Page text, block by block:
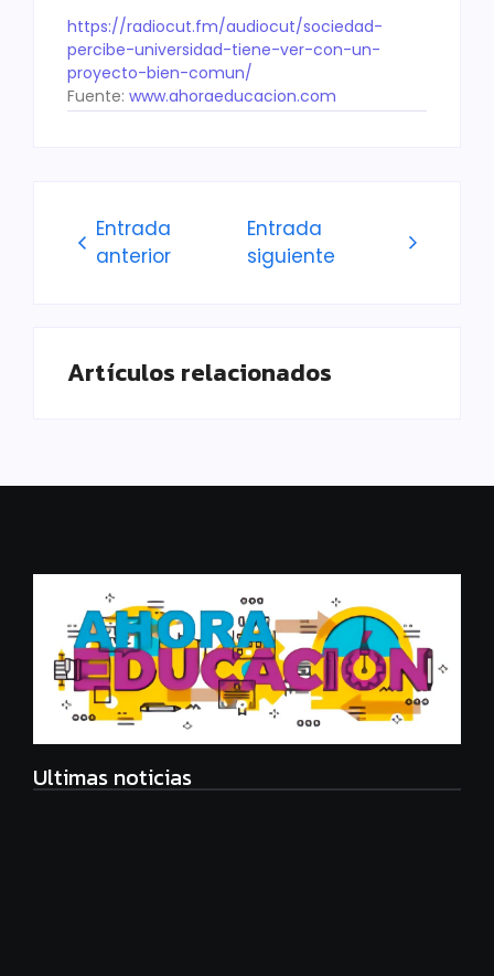
https://radiocut.fm/audiocut/sociedad-
percibe-universidad-tiene-ver-con-un-
proyecto-bien-comun/
Fuente: www.ahoraeducacion.com
Entrada
anterior
Entrada
siguiente
Artículos relacionados
Ultimas noticias